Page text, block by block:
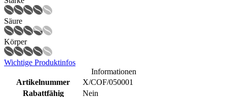
Säure
Körper
Wichtige Produktinfos
Informationen
Artikelnummer
X/COF/050001
Rabattfähig
Nein